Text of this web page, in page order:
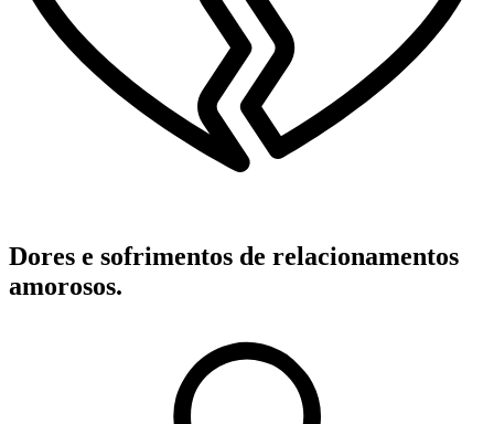
Dores e sofrimentos de relacionamentos
amorosos.